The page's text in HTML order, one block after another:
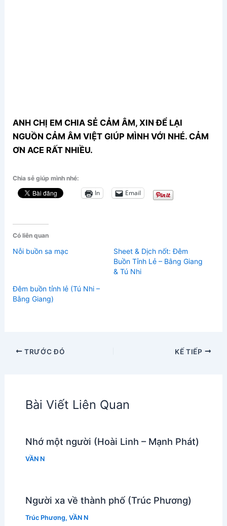
ANH CHỊ EM CHIA SẺ CẢM ÂM, XIN ĐỂ LẠI
NGUỒN CẢM ÂM VIỆT GIÚP MÌNH VỚI NHÉ. CẢM
ƠN ACE RẤT NHIỀU.
Chia sẻ giúp mình nhé:
In Email
Có liên quan
Nỗi buồn sa mạc
Sheet & Dịch nốt: Đêm
Buồn Tỉnh Lẻ – Bằng Giang
& Tú Nhi
Đêm buồn tỉnh lẻ (Tú Nhi –
Bằng Giang)
TRƯỚC ĐÓ KẾ TIẾP
Bài Viết Liên Quan
Nhớ một người (Hoài Linh – Mạnh Phát)
VẦN N
Người xa về thành phố (Trúc Phương)
Trúc Phương, VẦN N